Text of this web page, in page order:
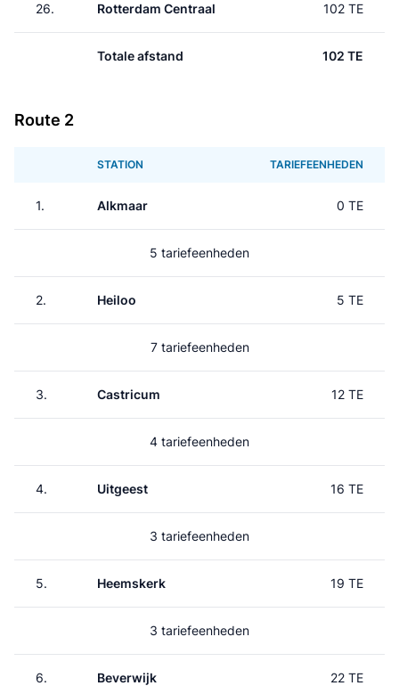
26. Rotterdam Centraal 102 TE
Totale afstand 102 TE
Route 2
STATION TARIEFEENHEDEN
1. Alkmaar 0 TE
5 tariefeenheden
2. Heiloo 5 TE
7 tariefeenheden
3. Castricum 12 TE
4 tariefeenheden
4. Uitgeest 16 TE
3 tariefeenheden
5. Heemskerk 19 TE
3 tariefeenheden
6. Beverwijk 22 TE